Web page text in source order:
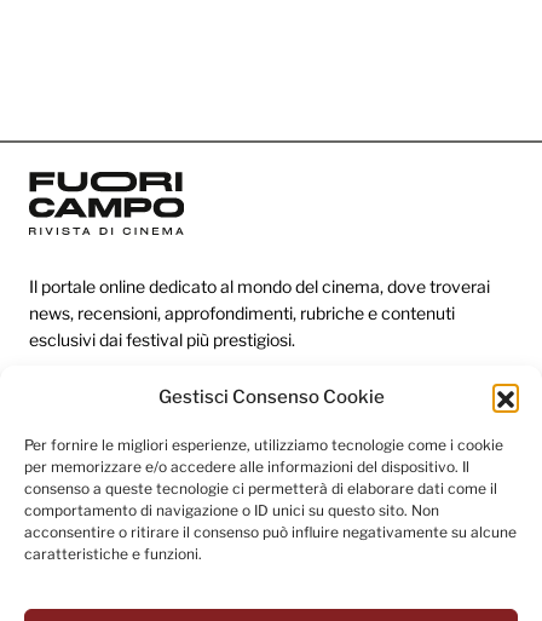
Gestisci Consenso Cookie
Per fornire le migliori esperienze, utilizziamo tecnologie come i cookie
per memorizzare e/o accedere alle informazioni del dispositivo. Il
consenso a queste tecnologie ci permetterà di elaborare dati come il
comportamento di navigazione o ID unici su questo sito. Non
acconsentire o ritirare il consenso può influire negativamente su alcune
caratteristiche e funzioni.
Il portale online dedicato al mondo del cinema, dove troverai
news, recensioni, approfondimenti, rubriche e contenuti
esclusivi dai festival più prestigiosi.
Redazione
Categorie
Link utili